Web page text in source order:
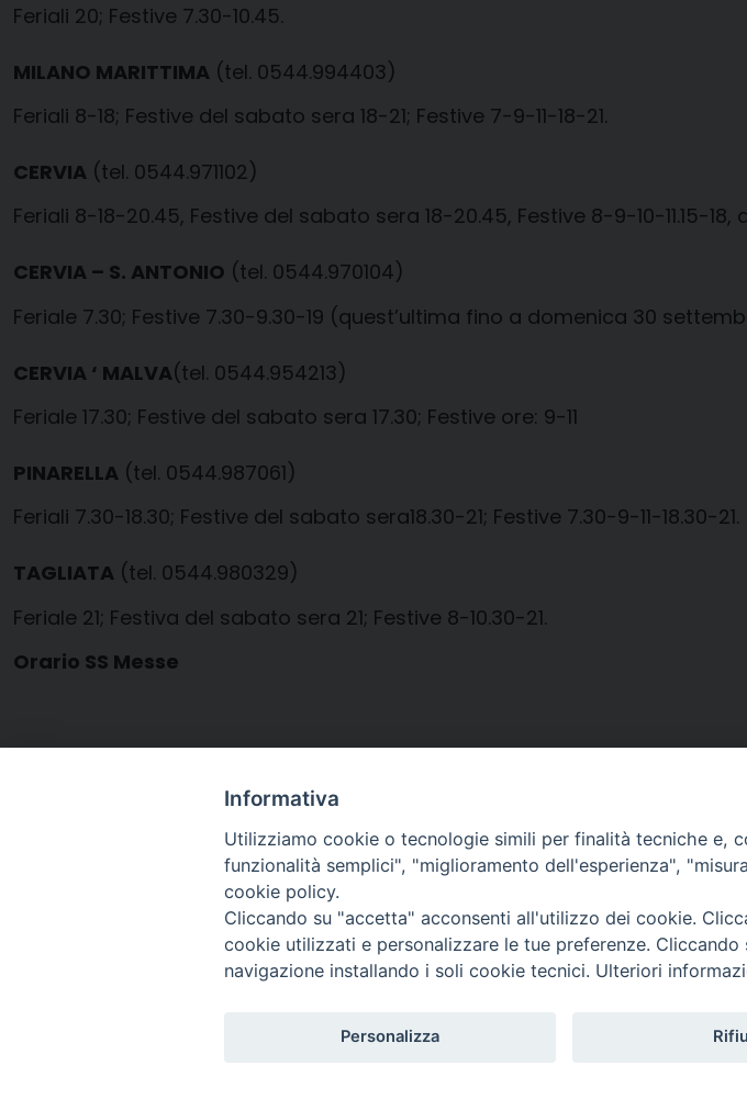
Feriali 20; Festive 7.30-10.45.
MILANO MARITTIMA (tel. 0544.994403)
Feriali 8-18; Festive del sabato sera 18-21; Festive 7-9-11-18-21.
CERVIA (tel. 0544.971102)
Feriali 8-18-20.45, Festive del sabato sera 18-20.45, Festive 8-9-10-11.15-18,
CERVIA – S. ANTONIO (tel. 0544.970104)
Feriale 7.30; Festive 7.30-9.30-19 (quest’ultima fino a domenica 30
CERVIA ‘ MALVA(tel. 0544.954213)
Feriale 17.30; Festive del sabato sera 17.30; Festive ore: 9-11
PINARELLA (tel. 0544.987061)
Feriali 7.30-18.30; Festive del sabato sera18.30-21; Festive 7.30-9-11-18.30-21.
TAGLIATA (tel. 0544.980329)
Feriale 21; Festiva del sabato sera 21; Festive 8-10.30-21.
Orario SS Messe
parrocchie-definitivo-2012
Arcidiocesi di Ravenna-Cervia CONTATTI
Informativa
Utilizziamo cookie o tecnologie simili per finalità tecniche e,
funzionalità semplici", "miglioramento dell'esperienza",
cookie policy.
Cliccando su "accetta" acconsenti all'utilizzo dei cookie.
cookie utilizzati e personalizzare le tue preferenze.
navigazione installando i soli cookie tecnici. Ulteriori
Personalizza